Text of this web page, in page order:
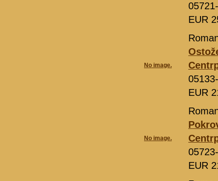
EUR
No image.
EUR
No image.
EUR